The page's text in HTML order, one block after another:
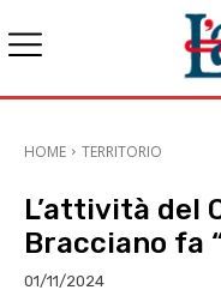
HOME TERRITORIO
L’attività del
Bracciano fa
01/11/2024